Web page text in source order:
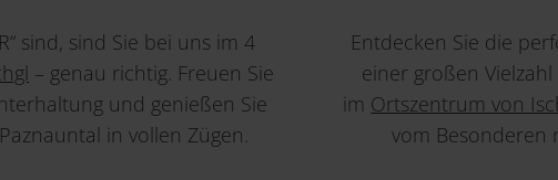
sind, sind Sie bei uns im 4
– genau richtig. Freuen Sie
und genießen Sie
in vollen Zügen.
Entdecken Sie die
einer großen Vielzahl
im Ortszentrum von
vom Besonderen